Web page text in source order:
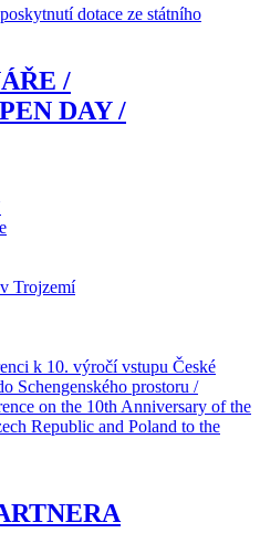
dotace ze státního
/
DAY /
Trojzemí
k 10. výročí vstupu České
Schengenského prostoru /
on the 10th Anniversary of the
Republic and Poland to the